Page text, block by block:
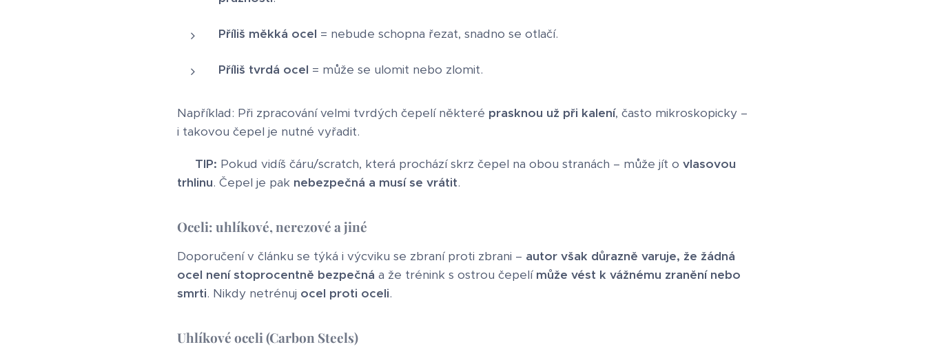
Příliš měkká ocel = nebude schopna řezat, snadno se otlačí.
Příliš tvrdá ocel = může se ulomit nebo zlomit.
Například: Při zpracování velmi tvrdých čepelí některé prasknou už při kalení, často mikroskopicky –
i takovou čepel je nutné vyřadit.
TIP: Pokud vidíš čáru/scratch, která prochází skrz čepel na obou stranách – může jít o vlasovou
trhlinu. Čepel je pak nebezpečná a musí se vrátit.
Oceli: uhlíkové, nerezové a jiné
Doporučení v článku se týká i výcviku se zbraní proti zbrani – autor však důrazně varuje, že žádná
ocel není stoprocentně bezpečná a že trénink s ostrou čepelí může vést k vážnému zranění nebo
smrti. Nikdy netrénuj ocel proti oceli.
Uhlíkové oceli (Carbon Steels)